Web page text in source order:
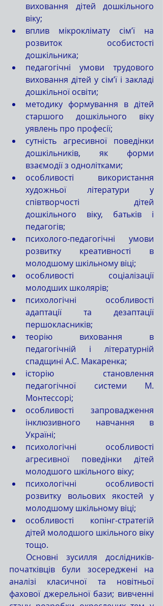
виховання дітей дошкільного
віку;
вплив мікроклімату сім’ї на
розвиток особистості
дошкільника;
педагогічні умови трудового
виховання дітей у сім’ї і закладі
дошкільної освіти;
методику формування в дітей
старшого дошкільного віку
уявлень про професії;
сутність агресивної поведінки
дошкільників, як форми
взаємодії з однолітками;
особливості використання
художньої літератури у
співтворчості дітей
дошкільного віку, батьків і
педагогів;
психолого-педагогічні умови
розвитку креативності в
молодшому шкільному віці;
особливості соціалізації
молодших школярів;
психологічні особливості
адаптації та дезаптації
першокласників;
теорію виховання в
педагогічній і літературній
спадщині А.С. Макаренка;
історію становлення
педагогічної системи М.
Монтессорі;
особливості запровадження
інклюзивного навчання в
Україні;
психологічні особливості
агресивної поведінки дітей
молодшого шкільного віку;
психологічні особливості
розвитку вольових якостей у
молодшому шкільному віці;
особливості копінг-стратегій
дітей молодшого шкільного віку
тощо.
початківців були зосереджені на
аналізі класичної та новітньої
фахової джерельної бази; вивченні